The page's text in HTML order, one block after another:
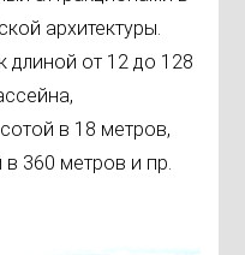
архитектуры.
длиной от 12 до 128
в 18 метров,
в 360 метров и пр.